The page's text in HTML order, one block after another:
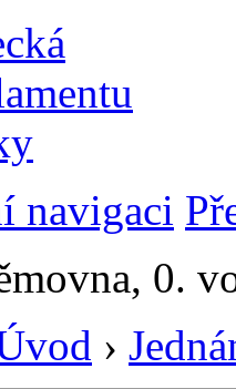
navigaci
0.
›